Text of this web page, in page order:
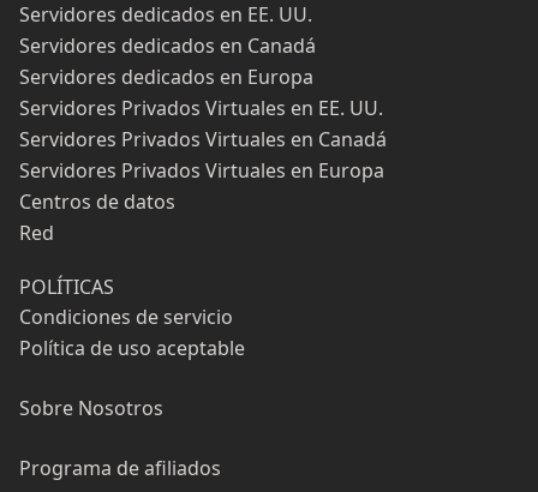
Servidores dedicados en EE. UU.
Servidores dedicados en Canadá
Servidores dedicados en Europa
Servidores Privados Virtuales en EE. UU.
Servidores Privados Virtuales en Canadá
Servidores Privados Virtuales en Europa
Centros de datos
Red
POLÍTICAS
Condiciones de servicio
Política de uso aceptable
Sobre Nosotros
Programa de afiliados